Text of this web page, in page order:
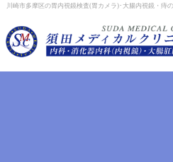
川崎市多摩区の胃内視鏡検査(胃カメラ)･大腸内視鏡・痔